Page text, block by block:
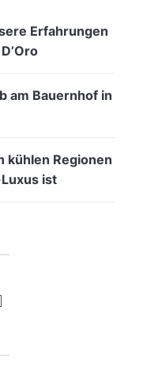
Erfahrungen
am Bauernhof in
kühlen Regionen
ist